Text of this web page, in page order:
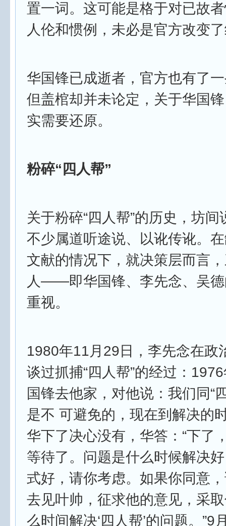
置一词。这可能是格于对已故
人伦和惯例，未必是官方改变
华国锋已成逝者，官方也有了
但盖棺却并未论定，关于华国
实需要还原。
粉碎“四人帮”
关于粉碎“四人帮”的历史，坊
不少属道听途说、以讹传讹。
文献的情况下，就决策层而言
人——即华国锋、李先念、吴
重视。
1980年11月29日，李先念在政
谈过抓捕“四人帮”的经过：
国锋去他家，对他说：我们同“
是不 可避免的，现在到解决的
华下了决心没有，华答：“下了
等待了。问题是什么时候解决
式好，请你考虑。如果你同意
去见叶帅，征求他的意见，采
么时间解决‘四人帮’的问题。”9